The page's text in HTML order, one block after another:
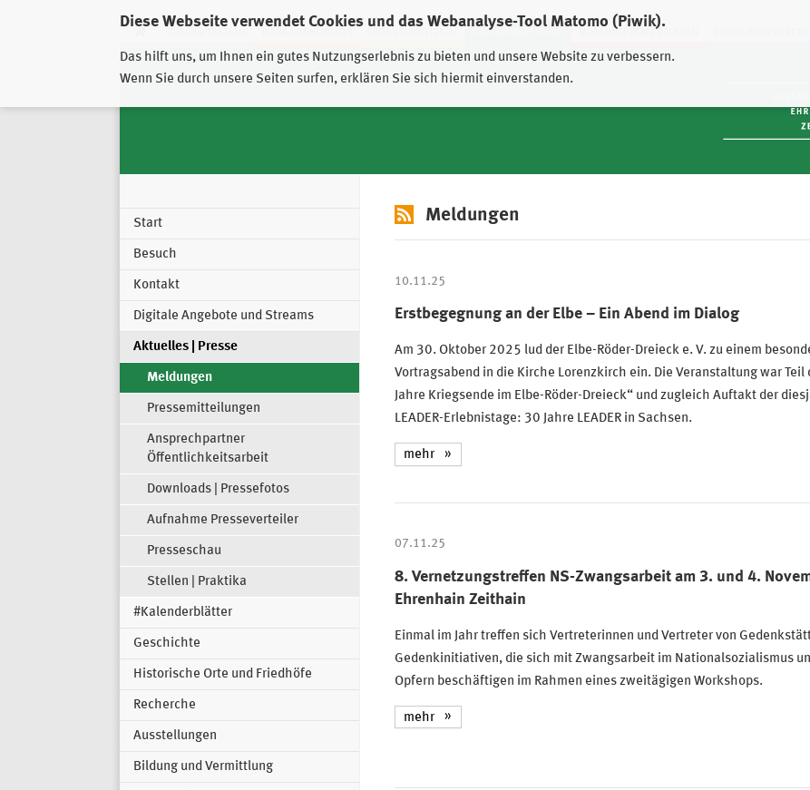
Diese Webseite verwendet Cookies und das Webanalyse-Tool Matomo (Piwik).
Das hilft uns, um Ihnen ein gutes Nutzungserlebnis zu bieten und unsere Website zu verbessern.
Wenn Sie durch unsere Seiten surfen, erklären Sie sich hiermit einverstanden.
EHRENHAIN ZEITHAIN MÜNCHNER PLATZ DRESDEN
Start
Besuch
Kontakt
Digitale Angebote und Streams
Aktuelles | Presse
Meldungen
Pressemitteilungen
Ansprechpartner
Öffentlichkeitsarbeit
Downloads | Pressefotos
Aufnahme Presseverteiler
Presseschau
Stellen | Praktika
#Kalenderblätter
Geschichte
Historische Orte und Friedhöfe
Recherche
Ausstellungen
Bildung und Vermittlung
Meldungen
10.11.25
Erstbegegnung an der Elbe – Ein Abend im Dialog
Am 30. Oktober 2025 lud der Elbe-Röder-Dreieck e. V. zu einem
Vortragsabend in die Kirche Lorenzkirch ein. Die Veranstaltung war Teil
Jahre Kriegsende im Elbe-Röder-Dreieck“ und zugleich Auftakt der
LEADER-Erlebnistage: 30 Jahre LEADER in Sachsen.
mehr
07.11.25
8. Vernetzungstreffen NS-Zwangsarbeit am 3. und 4.
Ehrenhain Zeithain
Einmal im Jahr treffen sich Vertreterinnen und Vertreter von
Gedenkinitiativen, die sich mit Zwangsarbeit im Nationalsozialismus
Opfern beschäftigen im Rahmen eines zweitägigen Workshops.
mehr